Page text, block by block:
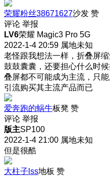
荣耀粉丝38671627沙发 赞
评论 举报
LV6荣耀 Magic3 Pro 5G
2022-1-4 20:59 属地未知
老怪跟我想法一样，折叠屏
鼓鼓囊囊，还要担心什么时
叠屏都不可能成为主流，只
引流购买其主流产品而已
爱奔跑的蜗牛板凳 赞
评论 举报
版主SP100
2022-1-4 21:00 属地未知
但是很酷
大柱子lss地板 赞